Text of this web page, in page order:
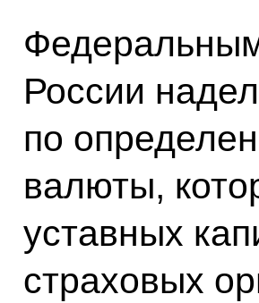
России
по
валюты,
уставных
страховых